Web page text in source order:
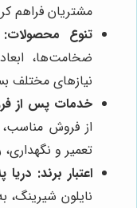
مشتریان فراهم
تنوع محصولات:
ضخامت‌ها،
نیازهای مختلف
خدمات پس از
از فروش مناسب،
تعمیر و
اعتبار برند: دریا
نایلون شیرینگ،